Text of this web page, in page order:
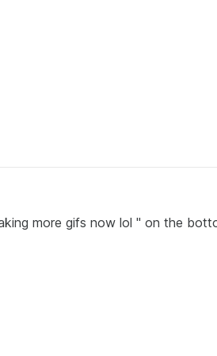
more gifs now lol " on the